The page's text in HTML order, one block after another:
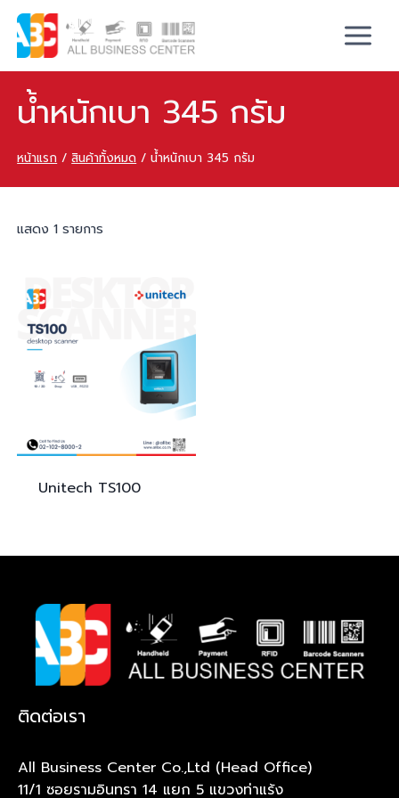
น้ำหนักเบา 345 กรัม
หน้าแรก / สินค้าทั้งหมด / น้ำหนักเบา 345 กรัม
แสดง 1 รายการ
Unitech TS100
ติดต่อเรา
All Business Center Co.,Ltd (Head Office)
11/1 ซอยรามอินทรา 14 แยก 5 แขวงท่าแร้ง